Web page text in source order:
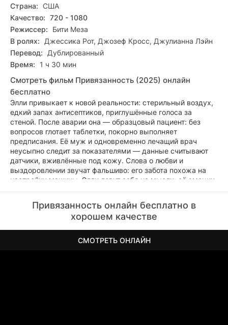
Страна: США
Качество: 720 - 1080
Режиссер:
Бити Меза
В ролях:
Джессика Рот, Джозеф Кросс, Джулианна Лэйн
Перевод:
Дублированный
Время:
1 ч 30 мин
Смотреть фильм Привязанность (2025) онлайн
бесплатно
Элли привыкает к новой реальности: стерильный воздух,
едкий запах антисептиков, приглушённые голоса за
стеной. После аварии она — образцовый пациент: без
вопросов глотает таблетки, покорно выполняет
предписания. Её муж и одновременно лечащий врач
неусыпно следит за показателями — данные считывают
датчики, вживлённые под кожу. Слова о любви и
выздоровлении звучат фальшиво: его забота похожа на
настройку машины. Элли ловит себя на мысли: её эмоции
на файлы прежних «пациентов» — тех, кто жил здесь до
неё. Все исчезли после финальной стадии «лечения». Элли
осознаёт: она — очередной экземпляр в эксперименте по
конструированию идеальных отношений. Отказ от
Привязанность онлайн бесплатно в
хорошем качестве
СМОТРЕТЬ ОНЛАЙН